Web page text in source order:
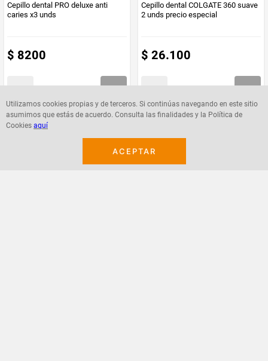
Utilizamos cookies propias y de terceros. Si continúas navegando en este sitio
asumimos que estás de acuerdo. Consulta las finalidades y la Política de
Cookies aquí
ACEPTAR
Cepillo dental PRO deluxe anti
caries x3 unds
$ 8200
Cepillo dental COLGATE 360 suave
2 unds precio especial
$ 26.100